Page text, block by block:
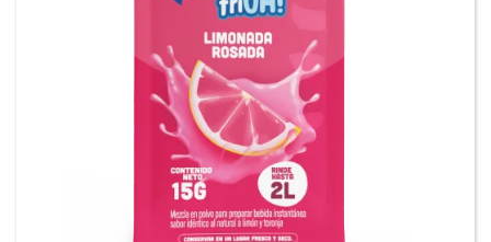
Gel’hada FriOH Refresco sabor a Limonada
Rosada.